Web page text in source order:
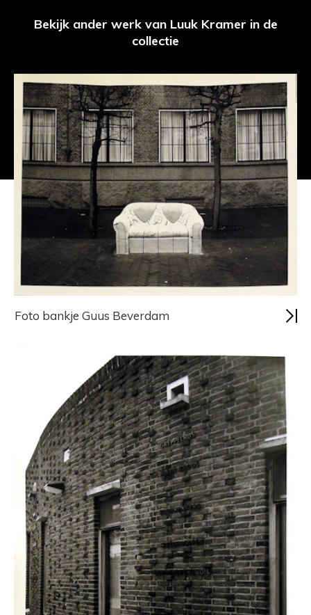
Bekijk ander werk van Luuk Kramer in de
collectie
Foto bankje Guus Beverdam